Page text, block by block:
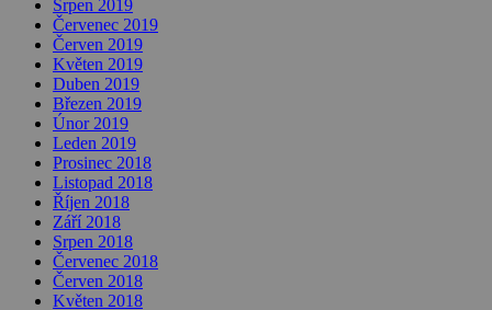
Srpen 2019
Červenec 2019
Červen 2019
Květen 2019
Duben 2019
Březen 2019
Únor 2019
Leden 2019
Prosinec 2018
Listopad 2018
Říjen 2018
Září 2018
Srpen 2018
Červenec 2018
Červen 2018
Květen 2018